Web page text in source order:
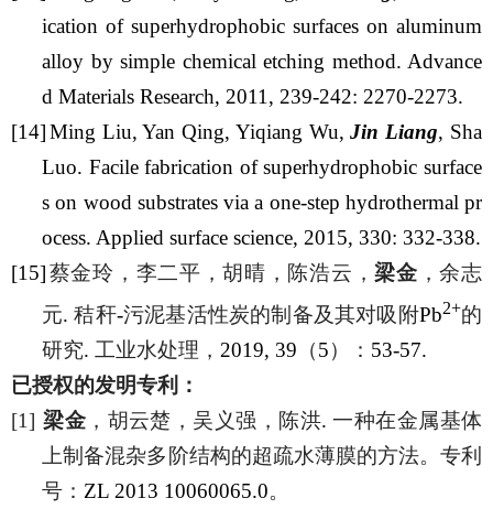
ication of superhydrophobic surfaces on aluminum
alloy by simple chemical etching method. Advance
d Materials Research, 2011, 239-242: 2270-2273.
[14]Ming Liu, Yan Qing, Yiqiang Wu,Jin Liang, Sha
Luo. Facile fabrication of superhydrophobic surface
s on wood substrates via a one-step hydrothermal pr
ocess. Applied surface science, 2015, 330: 332-338.
[15]蔡金玲，李二平，胡晴，陈浩云，梁金 ，余志
元.秸秆-污泥基活性炭的制备及其对吸附Pb2+的
研究. 工业水处理， 2019, 39 （5）： 53-57.
已授权的发明专利：
[1] 梁金 ，胡云楚，吴义强，陈洪.一种在金属基体
上制备混杂多阶结构的超疏水薄膜的方法。专利
号： ZL 2013 10060065.0。